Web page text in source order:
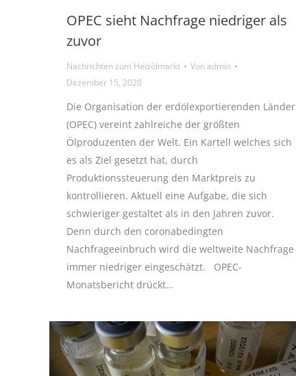
OPEC sieht Nachfrage niedriger als
zuvor
Nachrichten zum Heizölmarkt Vonadmin
Dezember 15, 2020
Die Organisation der erdölexportierenden Länder
(OPEC) vereint zahlreiche der größten
Ölproduzenten der Welt. Ein Kartell welches sich
es als Ziel gesetzt hat, durch
Produktionssteuerung den Marktpreis zu
kontrollieren. Aktuell eine Aufgabe, die sich
schwieriger gestaltet als in den Jahren zuvor.
Denn durch den coronabedingten
Nachfrageeinbruch wird die weltweite Nachfrage
immer niedriger eingeschätzt. OPEC-
Monatsbericht drückt…